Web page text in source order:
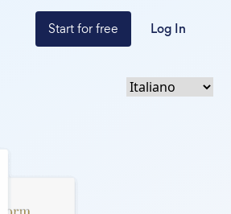
Start for free Log In